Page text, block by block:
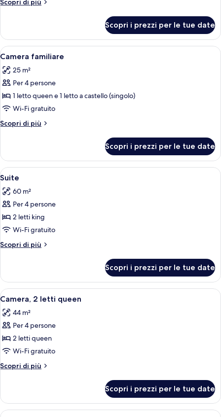
Scopri di più
Standard
Scopri i prezzi per le tue date
Apri
tutte
le
foto
per
Camera
familiare
Una camera d'albergo con un
5
Camera familiare
25 m²
Per 4 persone
1 letto queen e 1 letto a castello (singolo)
Wi-Fi gratuito
Scopri di più
Altri
familiare
Scopri i prezzi per le tue date
Apri
tutte
le
foto
per
Suite
Camera d'albergo con un letto
4
Suite
60 m²
Per 4 persone
2 letti king
Wi-Fi gratuito
Scopri di più
Altri
Scopri i prezzi per le tue date
Apri
tutte
le
foto
per
Camera,
2
letti
Camera d'albergo con due letti, una
4
Camera, 2 letti queen
44 m²
Per 4 persone
2 letti queen
Wi-Fi gratuito
Scopri di più
Altri
2
letti
Scopri i prezzi per le tue date
Biancheria da letto ipoallergenica,